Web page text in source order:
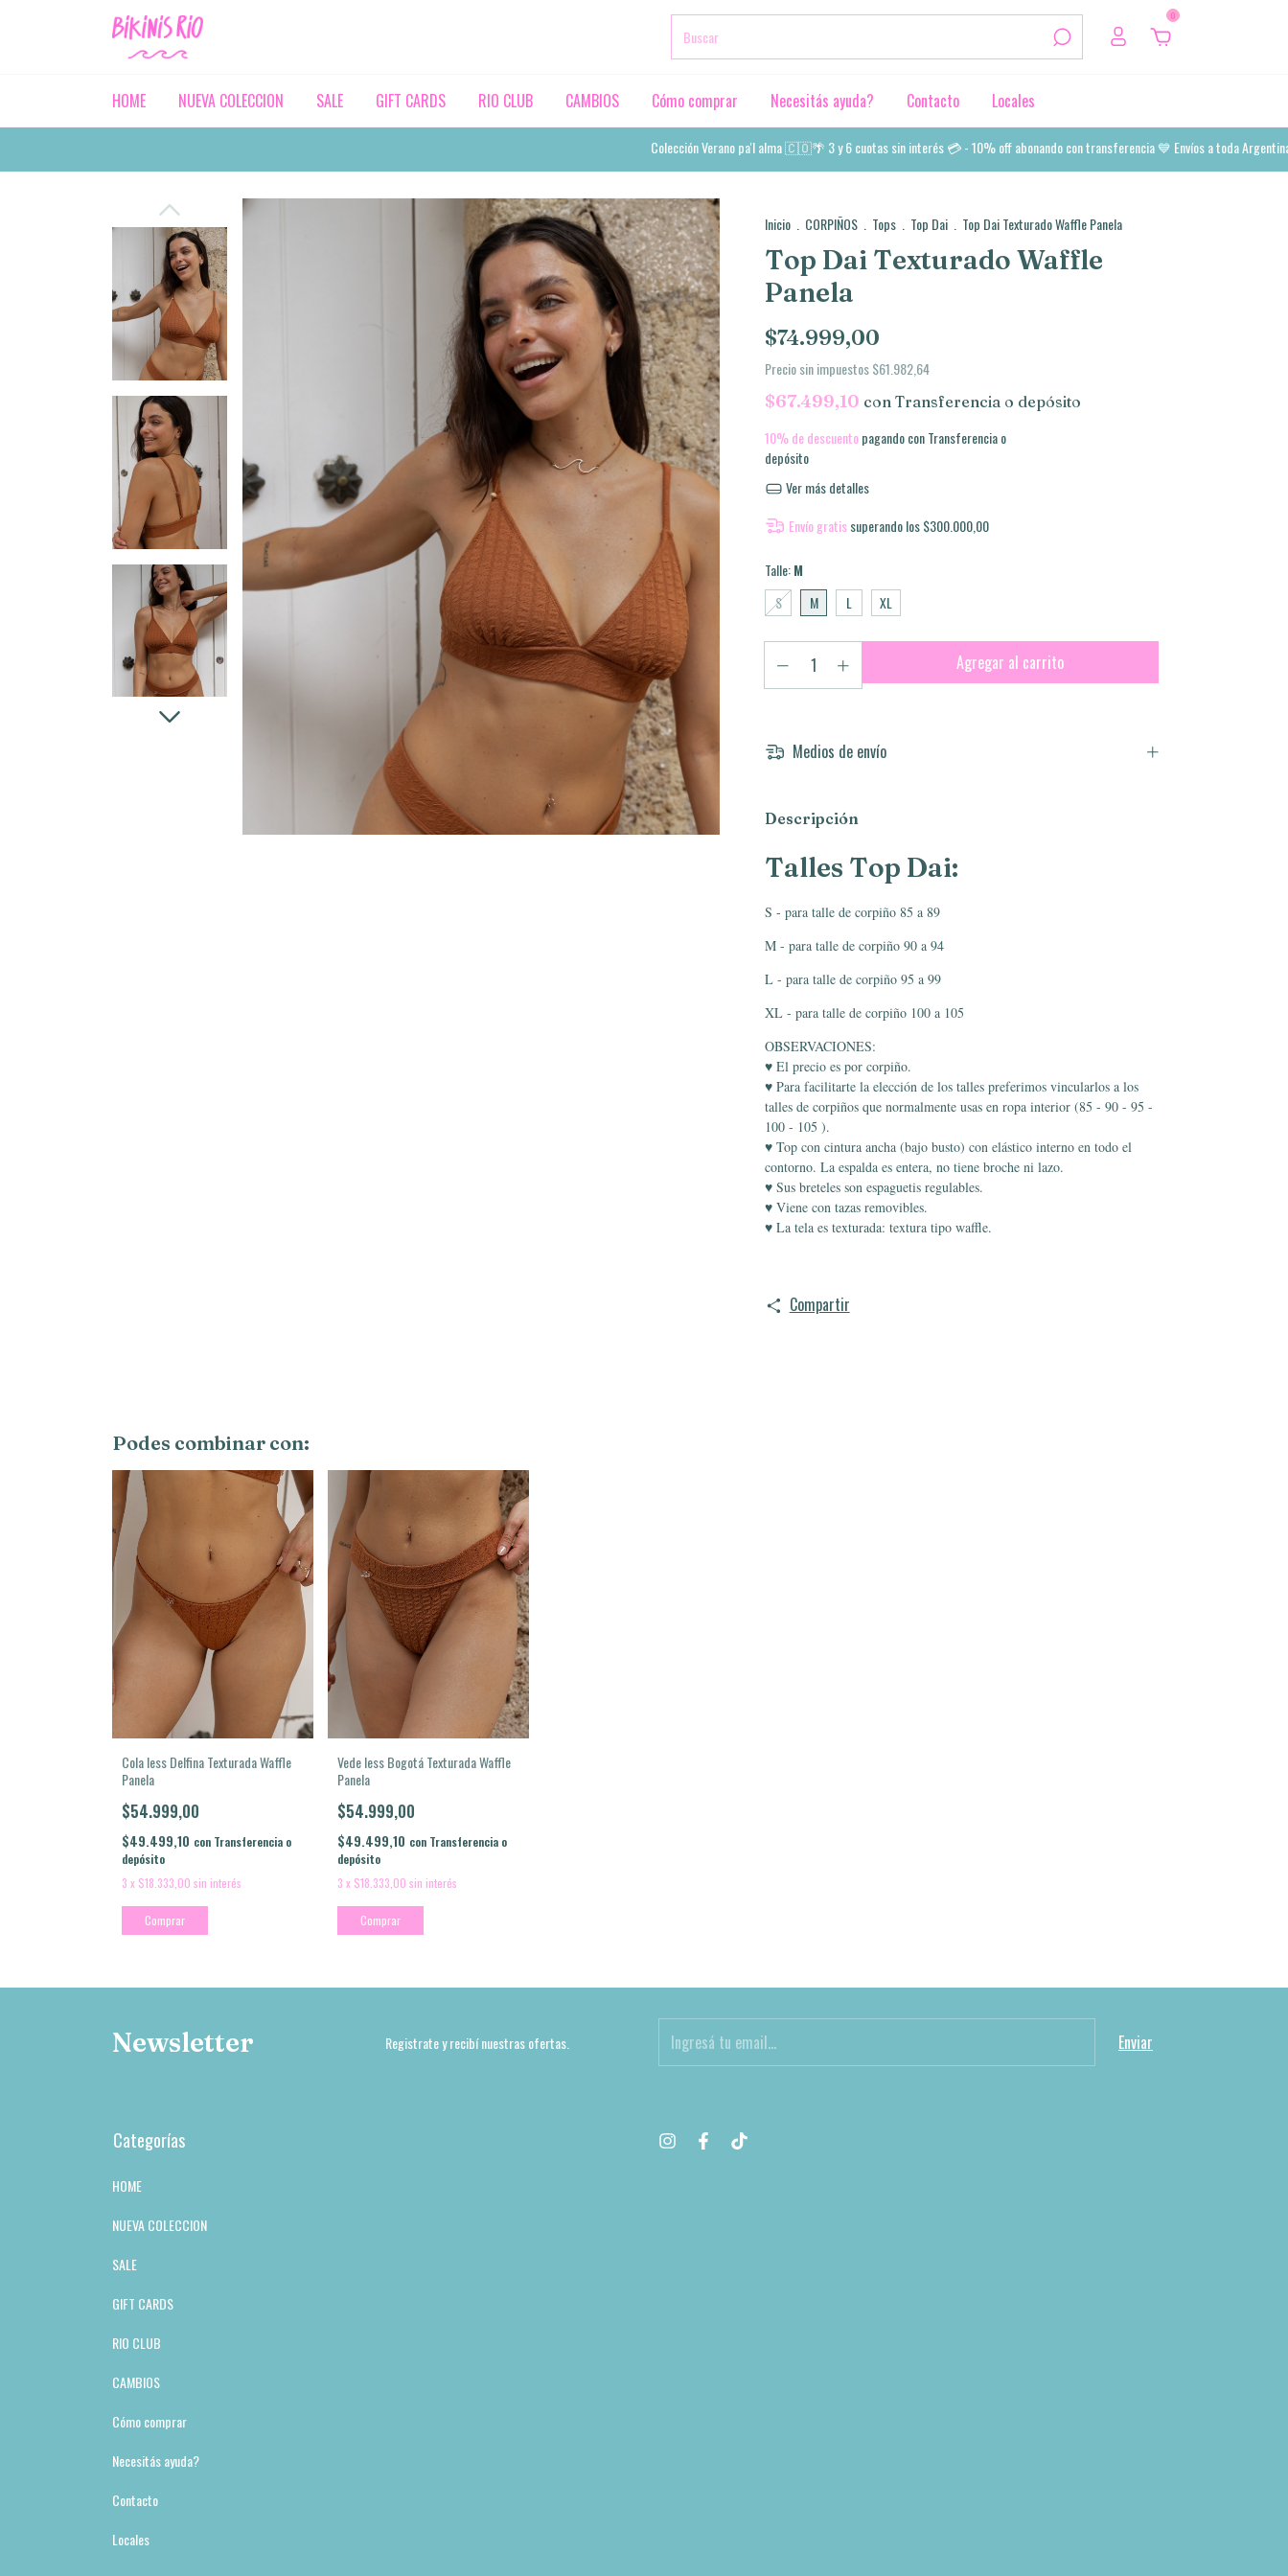
0
HOME NUEVA COLECCION SALE GIFT CARDS RIO CLUB CAMBIOS Cómo comprar Necesitás ayuda? Contacto Locales
Colección Verano pa'l alma 🇨🇴🌴 3 y 6 cuotas sin interés 💳 - 10% off abonando con transferencia 💙 Envíos a toda Argentina
Inicio CORPIÑOS Tops Top Dai Top Dai Texturado Waffle Panela
Top Dai Texturado Waffle
Panela
$74.999,00
Precio sin impuestos$61.982,64
$67.499,10 con Transferencia o depósito
10% de descuentopagando con Transferencia o
depósito
Ver más detalles
Envío gratissuperando los$300.000,00
Talle:M
S
M L XL
Medios de envío
Descripción
Talles Top Dai:
S - para talle de corpiño 85 a 89
M - para talle de corpiño 90 a 94
L - para talle de corpiño 95 a 99
XL - para talle de corpiño 100 a 105
OBSERVACIONES:
♥ El precio es por corpiño.
♥ Para facilitarte la elección de los talles preferimos vincularlos a los
talles de corpiños que normalmente usas en ropa interior (85 - 90 - 95 -
100 - 105 ).
♥ Top con cintura ancha (bajo busto) con elástico interno en todo el
contorno. La espalda es entera, no tiene broche ni lazo.
♥ Sus breteles son espaguetis regulables.
♥ Viene con tazas removibles.
♥ La tela es texturada: textura tipo waffle.
Compartir
Podes combinar con:
Cola less Delfina Texturada Waffle
Panela
$54.999,00
$49.499,10 con Transferencia o
depósito
3 x $18.333,00 sin interés
Comprar
Vede less Bogotá Texturada Waffle
Panela
$54.999,00
$49.499,10 con Transferencia o
depósito
3 x $18.333,00 sin interés
Comprar
Newsletter Registrate y recibí nuestras ofertas.
Categorías
HOME
NUEVA COLECCION
SALE
GIFT CARDS
RIO CLUB
CAMBIOS
Cómo comprar
Necesitás ayuda?
Contacto
Locales